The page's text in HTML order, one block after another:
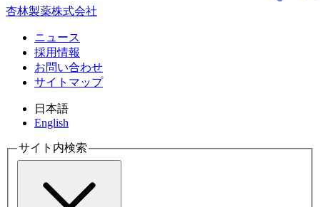
杏林製薬株式会社
ニュース
採用情報
お問い合わせ
サイトマップ
日本語
English
サイト内検索